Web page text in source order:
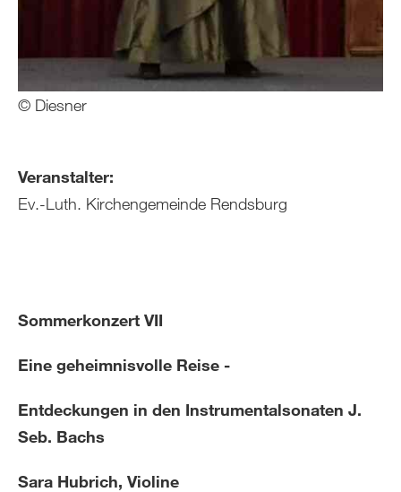
© Diesner
Veranstalter:
Ev.-Luth. Kirchengemeinde Rendsburg
Sommerkonzert VII
Eine geheimnisvolle Reise -
Entdeckungen in den Instrumentalsonaten J.
Seb. Bachs
Sara Hubrich, Violine